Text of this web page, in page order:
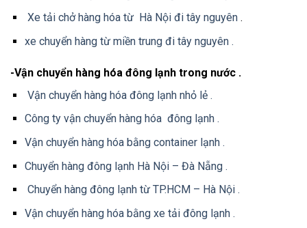
Xe tải chở hàng hóa từ Hà Nội đi tây nguyên.
xe chuyển hàng từ miền trung đi tây nguyên .
-Vận chuyển hàng hóa đông lạnh trong nước .
Vận chuyển hàng hóa đông lạnh nhỏ lẻ .
Công ty vận chuyển hàng hóa đông lạnh .
Vận chuyển hàng hóa bằng container lạnh .
Chuyển hàng đông lạnh Hà Nội – Đà Nẵng .
Chuyển hàng đông lạnh từ TP.HCM – Hà Nội .
Vận chuyển hàng hóa bằng xe tải đông lạnh .